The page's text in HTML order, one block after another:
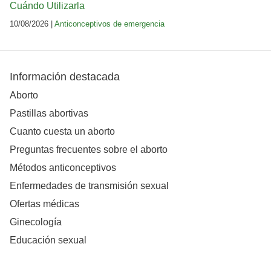
Cuándo Utilizarla
10/08/2026 | Anticonceptivos de emergencia
Información destacada
Aborto
Pastillas abortivas
Cuanto cuesta un aborto
Preguntas frecuentes sobre el aborto
Métodos anticonceptivos
Enfermedades de transmisión sexual
Ofertas médicas
Ginecología
Educación sexual